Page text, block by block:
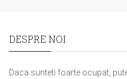
DESPRE NOI
Daca sunteti foarte ocupat,